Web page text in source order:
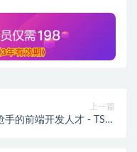
上一篇
的前端开发人才 - TS高